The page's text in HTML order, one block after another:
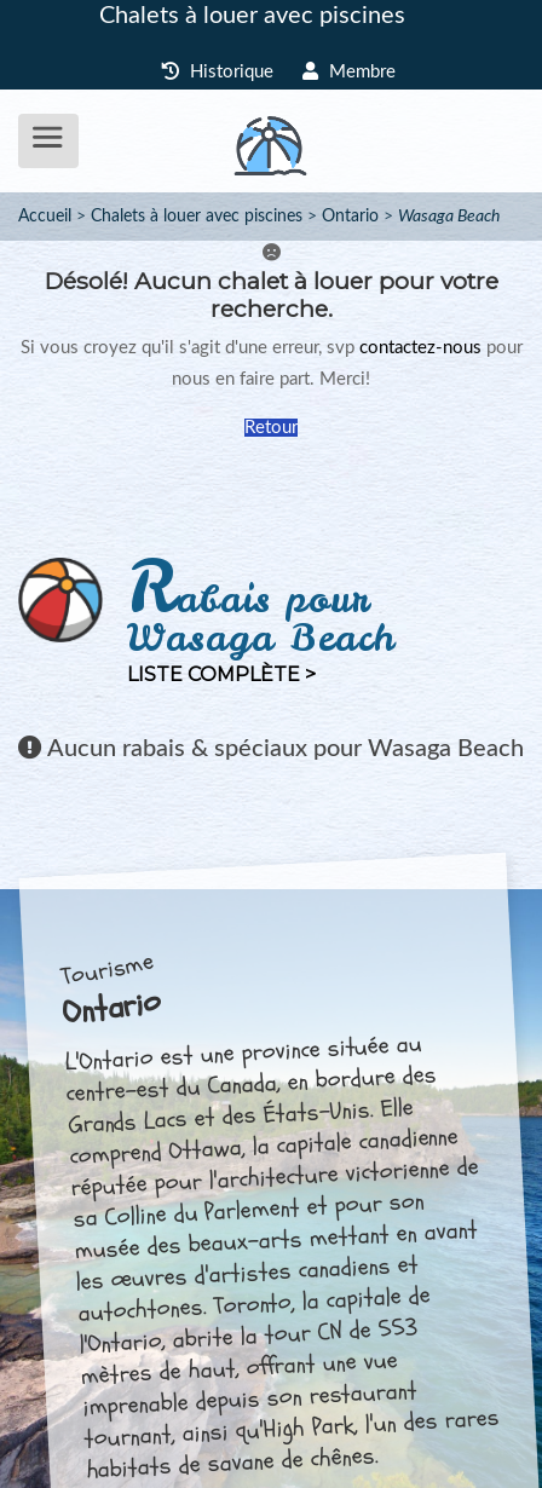
Chalets à louer avec piscines
Historique Membre
Accueil Chalets à louer avec piscines Ontario Wasaga Beach
Désolé! Aucun chalet à louer pour votre
recherche.
Si vous croyez qu'il s'agit d'une erreur, svp contactez-nous pour
nous en faire part. Merci!
Retour
Rabais pour
Wasaga Beach
LISTE COMPLÈTE >
Aucun rabais & spéciaux pour Wasaga Beach
Tourisme
Ontario
L'Ontario est une province située au
centre-est du Canada, en bordure des
Grands Lacs et des États-Unis. Elle
comprend Ottawa, la capitale canadienne
réputée pour l'architecture victorienne de
sa Colline du Parlement et pour son
musée des beaux-arts mettant en avant
les œuvres d'artistes canadiens et
autochtones. Toronto, la capitale de
l'Ontario, abrite la tour CN de 553
mètres de haut, offrant une vue
imprenable depuis son restaurant
tournant, ainsi qu'High Park, l'un des rares
habitats de savane de chênes.